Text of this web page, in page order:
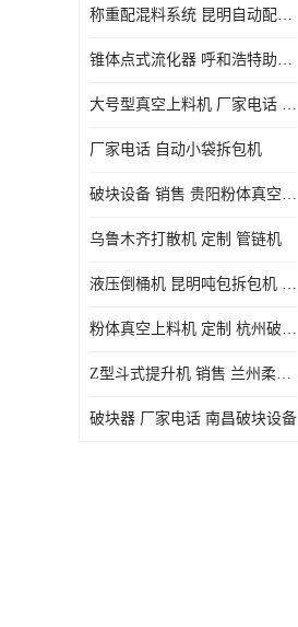
称重配混料系统 昆明自动配料系统 厂家电话
锥体点式流化器 呼和浩特助流料斗 厂家
大号型真空上料机 厂家电话 武汉粉体料管链机
厂家电话 自动小袋拆包机
破块设备 销售 贵阳粉体真空上料机
乌鲁木齐打散机 定制 管链机
液压倒桶机 昆明吨包拆包机 定制
粉体真空上料机 定制 杭州破块器
Z型斗式提升机 销售 兰州柔性螺旋输送机
破块器 厂家电话 南昌破块设备